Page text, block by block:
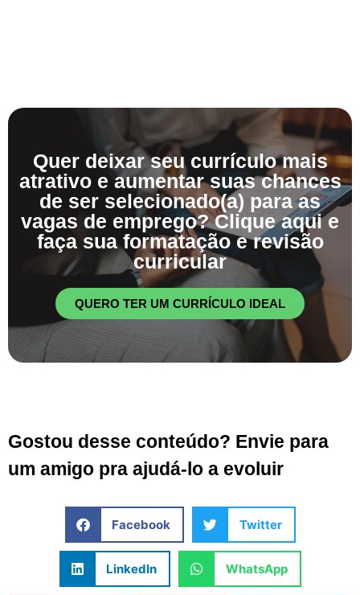
Quer deixar seu currículo mais
atrativo e aumentar suas chances
de ser selecionado(a) para as
vagas de emprego? Clique aqui e
faça sua formatação e revisão
curricular
QUERO TER UM CURRÍCULO IDEAL
Gostou desse conteúdo? Envie para
um amigo pra ajudá-lo a evoluir
Facebook Twitter
LinkedIn WhatsApp